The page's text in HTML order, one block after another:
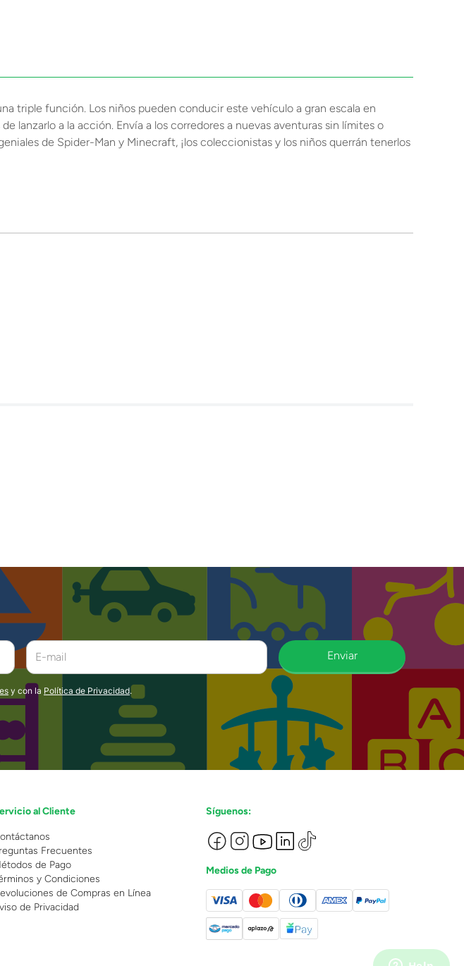
triple función. Los niños pueden conducir este vehículo a gran escala en
lanzarlo a la acción. Envía a los corredores a nuevas aventuras sin límites o
de Spider-Man y Minecraft, ¡los coleccionistas y los niños querrán tenerlos
Enviar
y con la Política de Privacidad.
al Cliente
Frecuentes
de Pago
y Condiciones
de Compras en Línea
de Privacidad
Síguenos:
Medios de Pago